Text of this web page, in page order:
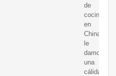
de
cocina
en
China,
le
damos
una
cálida